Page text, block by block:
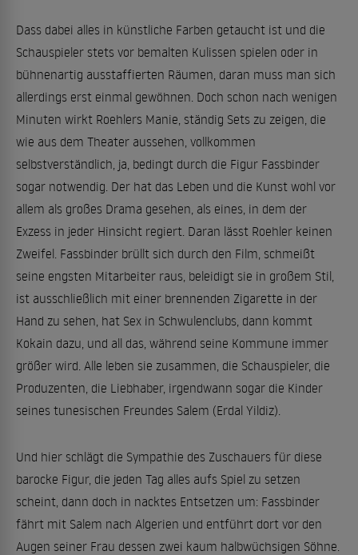
Dass dabei alles in künstliche Farben getaucht ist und die
Schauspieler stets vor bemalten Kulissen spielen oder in
bühnenartig ausstaffierten Räumen, daran muss man sich
allerdings erst einmal gewöhnen. Doch schon nach wenigen
Minuten wirkt Roehlers Manie, ständig Sets zu zeigen, die
wie aus dem Theater aussehen, vollkommen
selbstverständlich, ja, bedingt durch die Figur Fassbinder
sogar notwendig. Der hat das Leben und die Kunst wohl vor
allem als großes Drama gesehen, als eines, in dem der
Exzess in jeder Hinsicht regiert. Daran lässt Roehler keinen
Zweifel. Fassbinder brüllt sich durch den Film, schmeißt
seine engsten Mitarbeiter raus, beleidigt sie in großem Stil,
ist ausschließlich mit einer brennenden Zigarette in der
Hand zu sehen, hat Sex in Schwulenclubs, dann kommt
Kokain dazu, und all das, während seine Kommune immer
größer wird. Alle leben sie zusammen, die Schauspieler, die
Produzenten, die Liebhaber, irgendwann sogar die Kinder
seines tunesischen Freundes Salem (Erdal Yildiz).
Und hier schlägt die Sympathie des Zuschauers für diese
barocke Figur, die jeden Tag alles aufs Spiel zu setzen
scheint, dann doch in nacktes Entsetzen um: Fassbinder
fährt mit Salem nach Algerien und entführt dort vor den
Augen seiner Frau dessen zwei kaum halbwüchsigen Söhne.